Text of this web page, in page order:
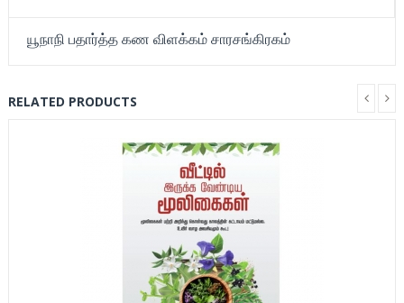
யூநாநி பதார்த்த கண விளக்கம் சாரசங்கிரகம்
RELATED PRODUCTS